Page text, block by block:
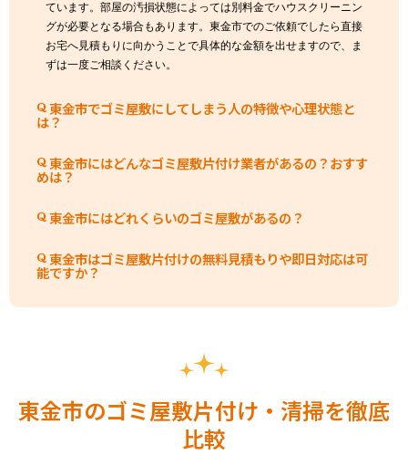
ています。部屋の汚損状態によっては別料金でハウスクリーニン
グが必要となる場合もあります。東金市でのご依頼でしたら直接
お宅へ見積もりに向かうことで具体的な金額を出せますので、ま
ずは一度ご相談ください。
東金市でゴミ屋敷にしてしまう人の特徴や心理状態と
は？
東金市にはどんなゴミ屋敷片付け業者があるの？おすす
めは？
東金市にはどれくらいのゴミ屋敷があるの？
東金市はゴミ屋敷片付けの無料見積もりや即日対応は可
能ですか？
東金市のゴミ屋敷片付け・清掃を徹底
比較